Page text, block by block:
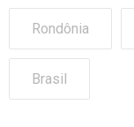
Rondônia
Brasil